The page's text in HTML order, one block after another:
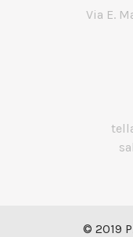
Via E.
© 2019